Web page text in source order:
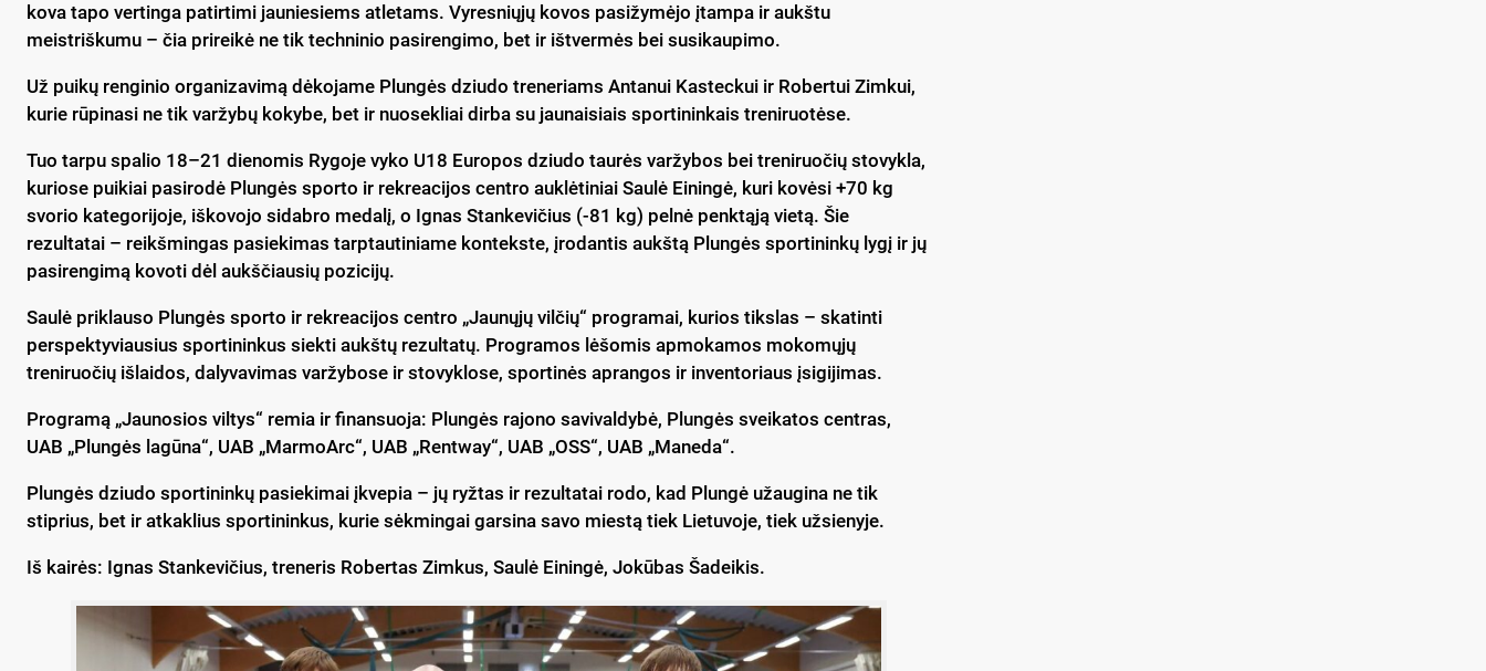
kova tapo vertinga patirtimi jauniesiems atletams. Vyresniųjų kovos pasižymėjo įtampa ir aukštu
meistriškumu – čia prireikė ne tik techninio pasirengimo, bet ir ištvermės bei susikaupimo.
Už puikų renginio organizavimą dėkojame Plungės dziudo treneriams Antanui Kasteckui ir Robertui Zimkui,
kurie rūpinasi ne tik varžybų kokybe, bet ir nuosekliai dirba su jaunaisiais sportininkais treniruotėse.
Tuo tarpu spalio 18–21 dienomis Rygoje vyko U18 Europos dziudo taurės varžybos bei treniruočių stovykla,
kuriose puikiai pasirodė Plungės sporto ir rekreacijos centro auklėtiniai Saulė Einingė, kuri kovėsi +70 kg
svorio kategorijoje, iškovojo sidabro medalį, o Ignas Stankevičius (-81 kg) pelnė penktąją vietą. Šie
rezultatai – reikšmingas pasiekimas tarptautiniame kontekste, įrodantis aukštą Plungės sportininkų lygį ir jų
pasirengimą kovoti dėl aukščiausių pozicijų.
Saulė priklauso Plungės sporto ir rekreacijos centro „Jaunųjų vilčių“ programai, kurios tikslas – skatinti
perspektyviausius sportininkus siekti aukštų rezultatų. Programos lėšomis apmokamos mokomųjų
treniruočių išlaidos, dalyvavimas varžybose ir stovyklose, sportinės aprangos ir inventoriaus įsigijimas.
Programą „Jaunosios viltys“ remia ir finansuoja: Plungės rajono savivaldybė, Plungės sveikatos centras,
UAB „Plungės lagūna“, UAB „MarmoArc“, UAB „Rentway“, UAB „OSS“, UAB „Maneda“.
Plungės dziudo sportininkų pasiekimai įkvepia – jų ryžtas ir rezultatai rodo, kad Plungė užaugina ne tik
stiprius, bet ir atkaklius sportininkus, kurie sėkmingai garsina savo miestą tiek Lietuvoje, tiek užsienyje.
Iš kairės: Ignas Stankevičius, treneris Robertas Zimkus, Saulė Einingė, Jokūbas Šadeikis.